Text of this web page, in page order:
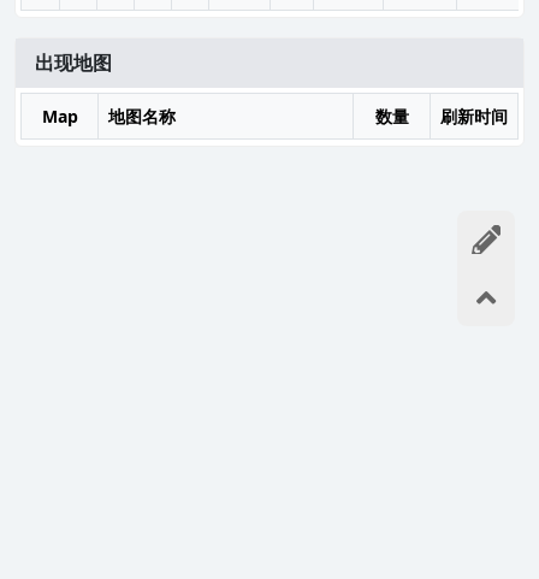
出现地图
Map 地图名称 数量 刷新时间